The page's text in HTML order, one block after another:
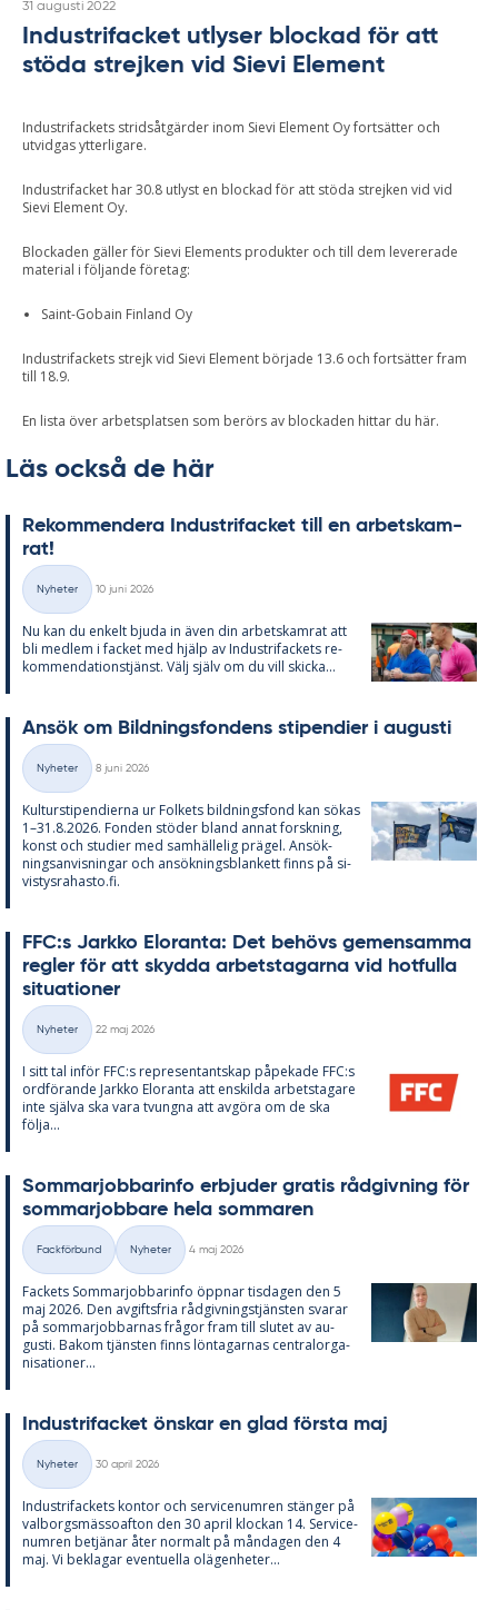
Skriven
31 augusti 2022
Industrifacket utlyser blockad för att
stöda strejken vid Sievi Element
Industrifackets stridsåtgärder inom Sievi Element Oy fortsätter och
utvidgas ytterligare.
Industrifacket har 30.8 utlyst en blockad för att stöda strejken vid vid
Sievi Element Oy.
Blockaden gäller för Sievi Elements produkter och till dem levererade
material i följande företag:
Saint-Gobain Finland Oy
Industrifackets strejk vid Sievi Element började 13.6 och fortsätter fram
till 18.9.
En lista över arbetsplatsen som berörs av blockaden hittar du här.
Läs också de här
Re­kom­men­de­ra In­du­stri­fac­ket till en ar­bets­kam­
rat!
Kategorier
Nyheter
10 juni 2026
Nu kan du en­kelt bju­da in även din ar­bets­kam­rat att
bli med­lem i fac­ket med hjälp av In­du­stri­fac­kets re­
kom­men­da­tions­tjänst. Välj själv om du vill skic­ka...
An­sök om Bild­nings­fon­dens sti­pen­di­er i au­gusti
Kategorier
Nyheter
8 juni 2026
Kul­tursti­pen­di­er­na ur Fol­kets bild­nings­fond kan sö­kas
1–31.8.2026. Fon­den stö­der bland an­nat forsk­ning,
konst och stu­di­er med sam­häl­le­lig prä­gel. An­sök­
nings­an­vis­ning­ar och an­sök­nings­blan­kett fin­ns på si­
vis­tys­ra­has­to.fi.
FFC:s Jark­ko Elo­ran­ta: Det be­hö­vs ge­men­sam­ma
reg­ler för att skyd­da ar­bets­ta­gar­na vid hot­ful­la
si­tu­a­tio­ner
Kategorier
Nyheter
22 maj 2026
I sitt tal in­för FFC:s re­pre­sen­tant­skap på­pe­ka­de FFC:s
ord­fö­ran­de Jark­ko Elo­ran­ta att en­skil­da ar­bets­ta­ga­re
inte själva ska vara tvung­na att av­gö­ra om de ska
följa...
Som­mar­job­ba­rin­fo er­bju­der gra­tis råd­giv­ning för
som­mar­job­ba­re hela som­ma­ren
Kategorier
Fackförbund Nyheter
4 maj 2026
Fac­kets Som­mar­job­ba­rin­fo öpp­nar tis­da­gen den 5
maj 2026. Den av­gifts­fria råd­giv­nings­tjäns­ten sva­rar
på som­mar­job­bar­nas frå­gor fram till slu­tet av au­
gusti. Bakom tjäns­ten fin­ns lön­ta­gar­nas cen­tral­or­ga­
ni­sa­tio­ner...
In­du­stri­fac­ket öns­kar en glad förs­ta maj
Kategorier
Nyheter
30 april 2026
In­du­stri­fac­kets kon­tor och ser­vice­num­ren stäng­er på
val­borgs­mäs­so­af­ton den 30 april kloc­kan 14. Ser­vice­
num­ren be­tjä­nar åter nor­malt på mån­da­gen den 4
maj. Vi be­kla­gar even­tu­el­la olä­gen­he­ter...